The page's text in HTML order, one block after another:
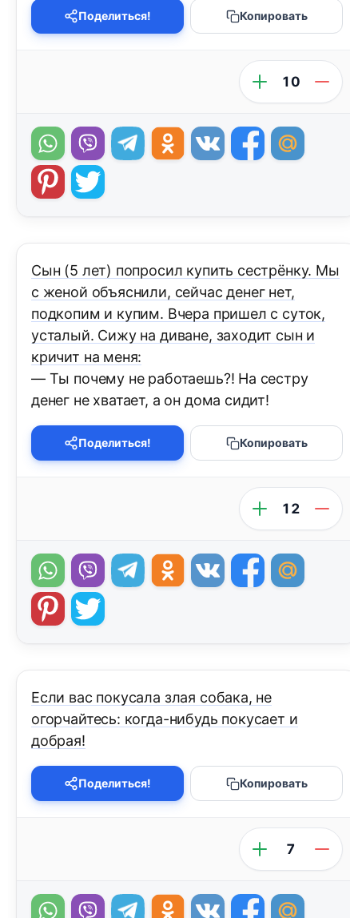
Поделиться! Копировать
10
Сын (5 лет) попросил купить сестрёнку. Мы
с женой объяснили, сейчас денег нет,
подкопим и купим. Вчера пришел с суток,
усталый. Сижу на диване, заходит сын и
кричит на меня:
— Ты почему не работаешь?! На сестру
денег не хватает, а он дома сидит!
Поделиться! Копировать
12
Если вас покусала злая собака, не
огорчайтесь: когда-нибудь покусает и
добрая!
Поделиться! Копировать
7